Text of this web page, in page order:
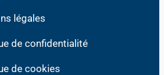
légales
de confidentialité
de cookies